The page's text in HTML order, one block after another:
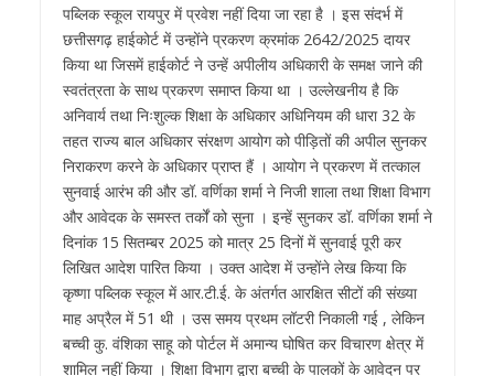
पब्लिक स्कूल रायपुर में प्रवेश नहीं दिया जा रहा है । इस संदर्भ में
छत्तीसगढ़ हाईकोर्ट में उन्होंने प्रकरण क्रमांक 2642/2025 दायर
किया था जिसमें हाईकोर्ट ने उन्हें अपीलीय अधिकारी के समक्ष जाने की
स्वतंत्रता के साथ प्रकरण समाप्त किया था । उल्लेखनीय है कि
अनिवार्य तथा निःशुल्क शिक्षा के अधिकार अधिनियम की धारा 32 के
तहत राज्य बाल अधिकार संरक्षण आयोग को पीड़ितों की अपील सुनकर
निराकरण करने के अधिकार प्राप्त हैं । आयोग ने प्रकरण में तत्काल
सुनवाई आरंभ की और डॉ. वर्णिका शर्मा ने निजी शाला तथा शिक्षा विभाग
और आवेदक के समस्त तर्कों को सुना । इन्हें सुनकर डॉ. वर्णिका शर्मा ने
दिनांक 15 सितम्बर 2025 को मात्र 25 दिनों में सुनवाई पूरी कर
लिखित आदेश पारित किया । उक्त आदेश में उन्होंने लेख किया कि
कृष्णा पब्लिक स्कूल में आर.टी.ई. के अंतर्गत आरक्षित सीटों की संख्या
माह अप्रैल में 51 थी । उस समय प्रथम लॉटरी निकाली गई , लेकिन
बच्ची कु. वंशिका साहू को पोर्टल में अमान्य घोषित कर विचारण क्षेत्र में
शामिल नहीं किया । शिक्षा विभाग द्वारा बच्ची के पालकों के आवेदन पर